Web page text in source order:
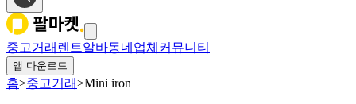
중고거래 렌트알바동네업체 커뮤니티
앱 다운로드
홈>중고거래>Mini iron